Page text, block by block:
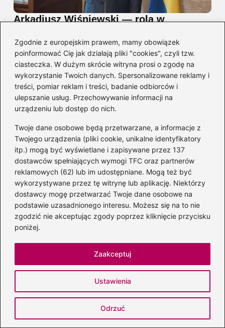
Zgodnie z europejskim prawem, mamy obowiązek
poinformować Cię jak działają pliki "cookies", czyli tzw.
ciasteczka. W dużym skrócie witryna prosi o zgodę na
wykorzystanie Twoich danych. Spersonalizowane reklamy i
treści, pomiar reklam i treści, badanie odbiorców i
ulepszanie usług. Przechowywanie informacji na
urządzeniu lub dostęp do nich.
Twoje dane osobowe będą przetwarzane, a informacje z
Twojego urządzenia (pliki cookie, unikalne identyfikatory
itp.) mogą być wyświetlane i zapisywane przez 137
dostawców spełniających wymogi TFC oraz partnerów
reklamowych (62) lub im udostępniane. Mogą też być
wykorzystywane przez tę witrynę lub aplikację. Niektórzy
dostawcy mogę przetwarzać Twoje dane osobowe na
podstawie uzasadnionego interesu. Możesz się na to nie
zgodzić nie akceptując zgody poprzez kliknięcie przycisku
poniżej.
Ustawienia
Odrzuć
Zaakceptuj
Arkadiusz Wiśniewski — rola w
2026-08-02
Gdzie i kiedy wystąpi Andrea Bocelli w
Polsce — informacje i bilety